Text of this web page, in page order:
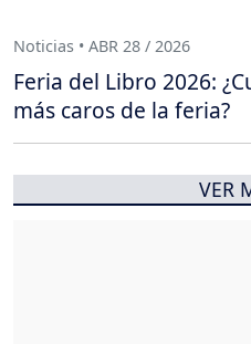
Noticias • ABR 28 / 2026
Feria del Libro 2026:
más caros de la feria?
VER